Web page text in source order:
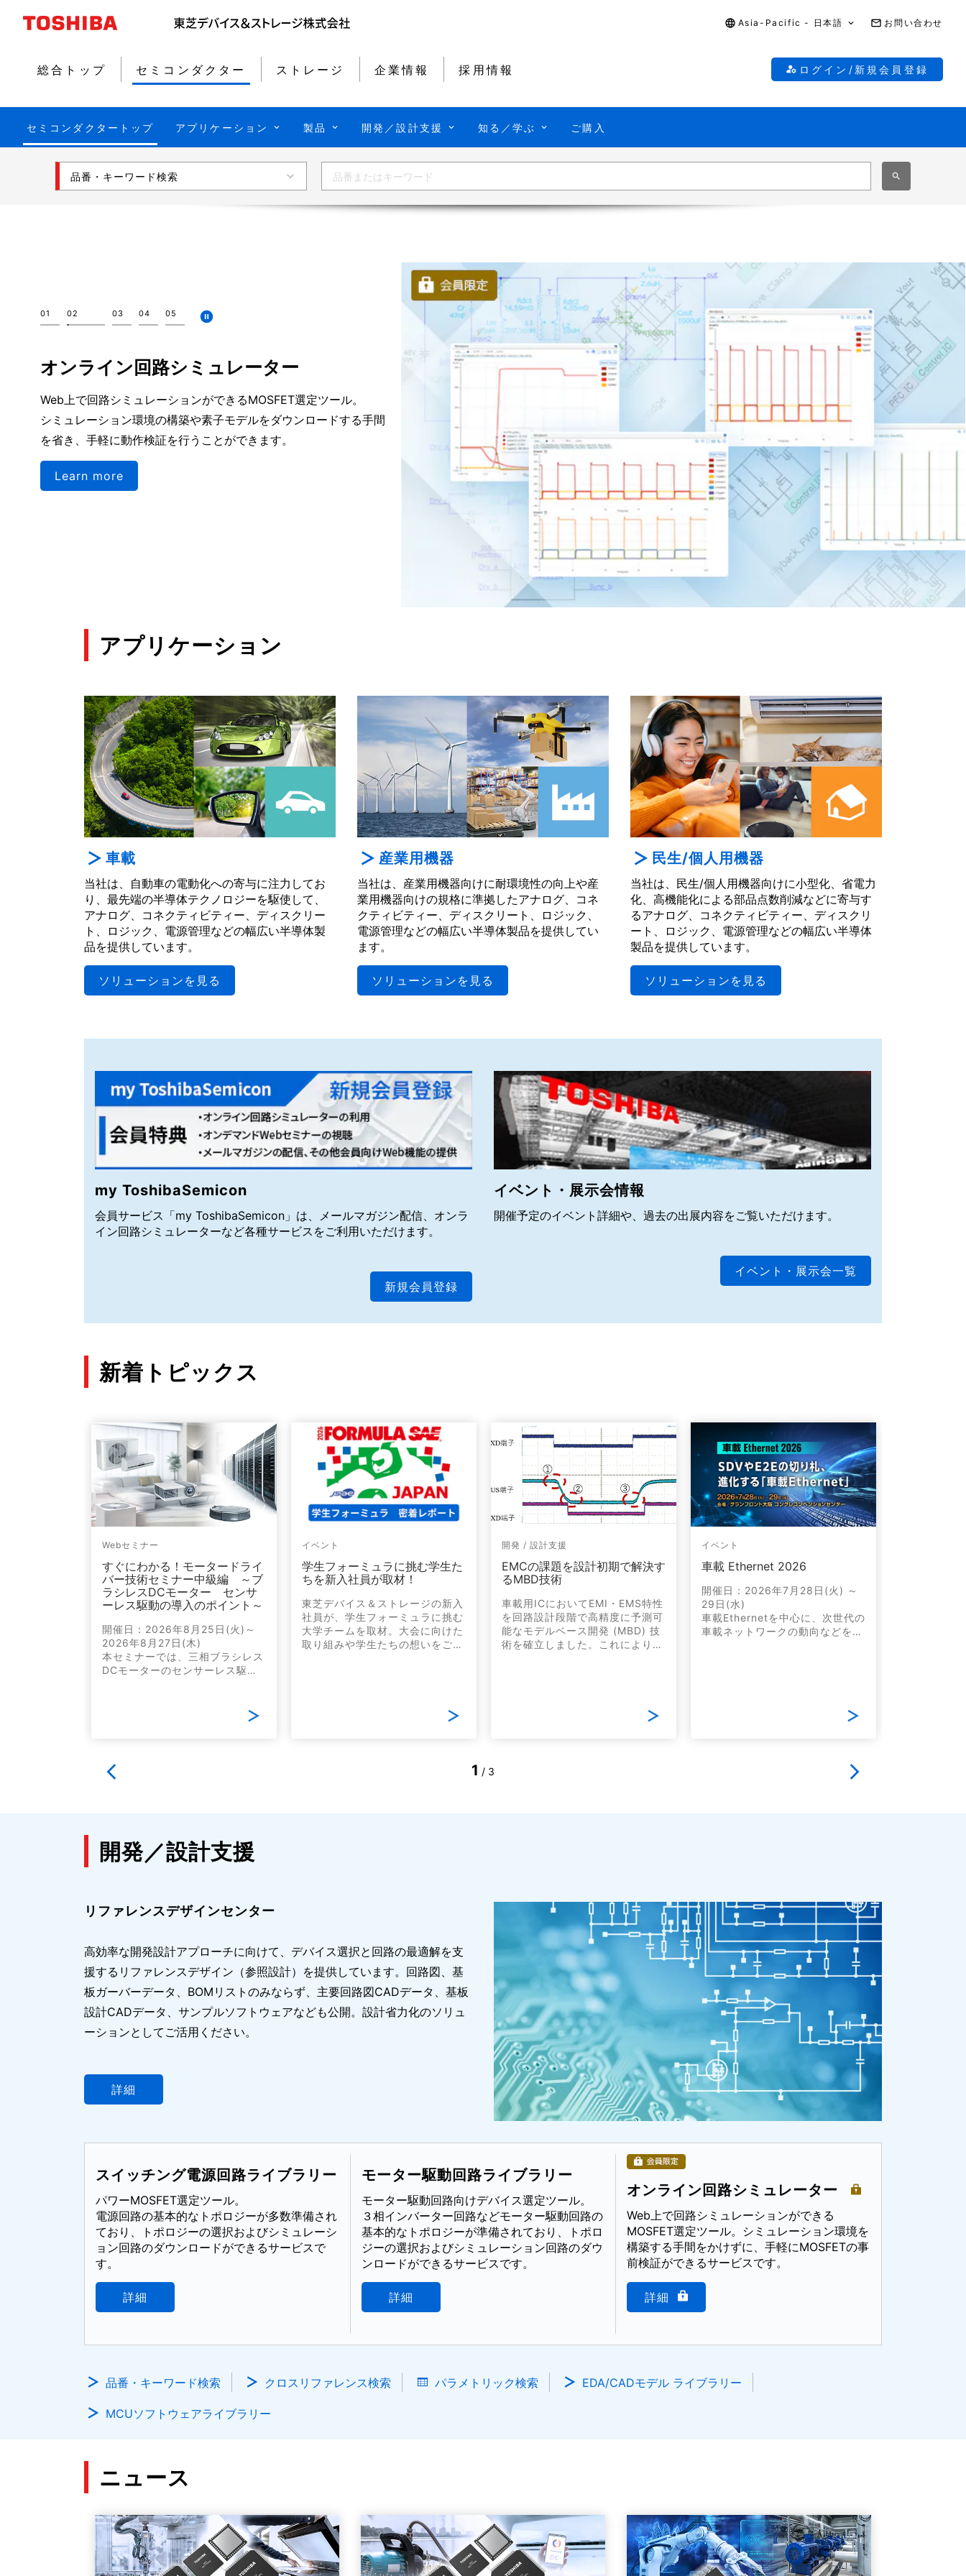
Asia-Pacific - 日本語 お問い合わせ
総合トップ セミコンダクター ストレージ 企業情報 採用情報 ログイン/新規会員登録
セミコンダクタートップ アプリケーション 製品 開発／設計支援 知る／学ぶ ご購入
品番・キーワード検索
01 02 03 04 05
オンライン回路シミュレーター
Web上で回路シミュレーションができるMOSFET選定ツール。
シミュレーション環境の構築や素子モデルをダウンロードする手間
を省き、手軽に動作検証を行うことができます。
Learn more
アプリケーション
車載
当社は、自動車の電動化への寄与に注力してお
り、最先端の半導体テクノロジーを駆使して、
アナログ、コネクティビティー、ディスクリー
ト、ロジック、電源管理などの幅広い半導体製
品を提供しています。
ソリューションを見る
産業用機器
当社は、産業用機器向けに耐環境性の向上や産
業用機器向けの規格に準拠したアナログ、コネ
クティビティー、ディスクリート、ロジック、
電源管理などの幅広い半導体製品を提供してい
ます。
ソリューションを見る
民生/個人用機器
当社は、民生/個人用機器向けに小型化、省電力
化、高機能化による部品点数削減などに寄与す
るアナログ、コネクティビティー、ディスクリ
ート、ロジック、電源管理などの幅広い半導体
製品を提供しています。
ソリューションを見る
my ToshibaSemicon
会員サービス「my ToshibaSemicon」は、メールマガジン配信、オンラ
イン回路シミュレーターなど各種サービスをご利用いただけます。
新規会員登録
イベント・展示会情報
開催予定のイベント詳細や、過去の出展内容をご覧いただけます。
イベント・展示会一覧
新着トピックス
Webセミナー
すぐにわかる！モータードライ
バー技術セミナー中級編 ～ブ
ラシレスDCモーター センサ
ーレス駆動の導入のポイント～
開催日：2026年8月25日(火)～
2026年8月27日(木)
本セミナーでは、三相ブラシレス
DCモーターのセンサーレス駆動
きる内容を分かりやすく解説しま
す。今回は、低振動・低騒音化に
的な回路設計手法と、設計時に留
意すべきポイントについてもご紹
イベント
学生フォーミュラに挑む学生た
ちを新入社員が取材！
東芝デバイス＆ストレージの新入
社員が、学生フォーミュラに挑む
大学チームを取材。大会に向けた
取り組みや学生たちの想いをご紹
開発 / 設計支援
EMCの課題を設計初期で解決す
るMBD技術
車載用ICにおいてEMI・EMS特性
を回路設計段階で高精度に予測可
能なモデルベース開発 (MBD) 技
術を確立しました。これにより、
イベント
車載 Ethernet 2026
開催日：2026年7月28日(火) ～
29日(水)
車載Ethernetを中心に、次世代の
車載ネットワークの動向などをご
1 / 3
開発／設計支援
リファレンスデザインセンター
高効率な開発設計アプローチに向けて、デバイス選択と回路の最適解を支
援するリファレンスデザイン（参照設計）を提供しています。回路図、基
板ガーバーデータ、BOMリストのみならず、主要回路図CADデータ、基板
設計CADデータ、サンプルソフトウェアなども公開。設計省力化のソリュ
ーションとしてご活用ください。
詳細
スイッチング電源回路ライブラリー
パワーMOSFET選定ツール。
電源回路の基本的なトポロジーが多数準備され
ており、トポロジーの選択およびシミュレーシ
ョン回路のダウンロードができるサービスで
す。
詳細
モーター駆動回路ライブラリー
モーター駆動回路向けデバイス選定ツール。
３相インバーター回路などモーター駆動回路の
基本的なトポロジーが準備されており、トポロ
ジーの選択およびシミュレーション回路のダウ
ンロードができるサービスです。
詳細
オンライン回路シミュレーター
Web上で回路シミュレーションができる
MOSFET選定ツール。シミュレーション環境を
構築する手間をかけずに、手軽にMOSFETの事
前検証ができるサービスです。
詳細
品番・キーワード検索 クロスリファレンス検索 パラメトリック検索 EDA/CADモデル ライブラリー
MCUソフトウェアライブラリー
ニュース